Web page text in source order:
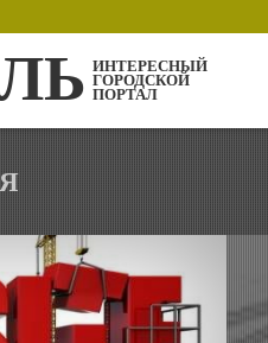
ИНТЕРЕСНЫЙ
ГОРОДСКОЙ
ПОРТАЛ